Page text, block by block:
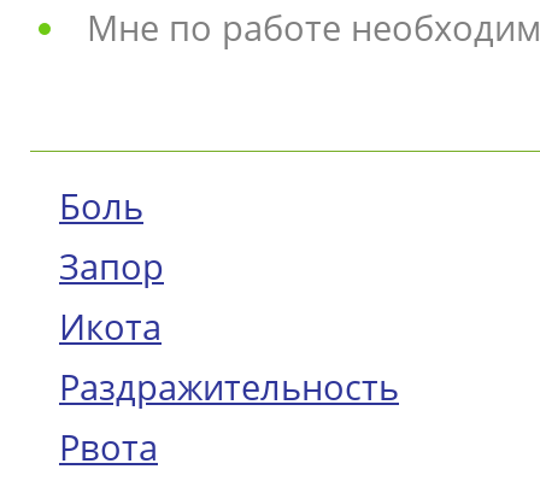
Мне по работе
Боль
Запор
Икота
Раздражительность
Рвота